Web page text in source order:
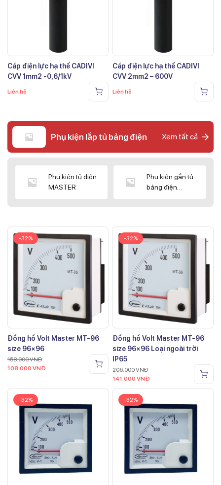
Cáp điện lực hạ thế CADIVI
CVV 1mm2 -0,6/1kV
Liên hệ
Cáp điện lực hạ thế CADIVI
CVV 2mm2 – 600V
Liên hệ
Phụ kiện lắp tủ bảng điện Xem tất cả
Phụ kiện tủ điện
MASTER
Phụ kiện gắn tủ
bảng điện
-32%
Đồng hồ Volt Master MT-96
size 96×96
158.000VNĐ
108.000 VNĐ
-32%
Đồng hồ Volt Master MT-96
size 96×96 Loại ngoài trời
IP65
206.000VNĐ
141.000 VNĐ
-32% -32%